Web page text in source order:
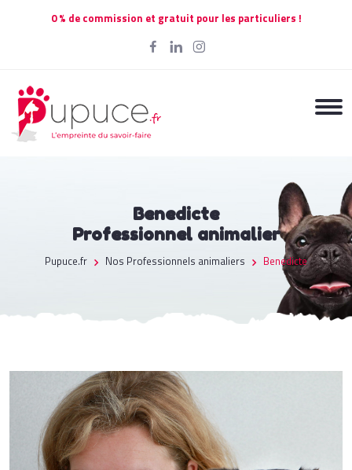
0 % de commission et gratuit pour les particuliers !
Benedicte
Professionnel animalier
Pupuce.fr Nos Professionnels animaliers Benedicte